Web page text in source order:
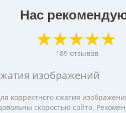
Нас
189 отзывов
изображений
корректного сжатия
скоростью сайта.